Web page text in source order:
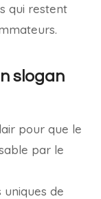
qui restent
slogan
pour que le
par le
de